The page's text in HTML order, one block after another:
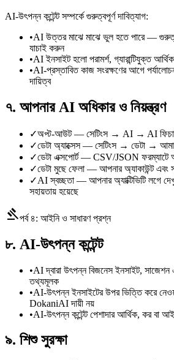
AI-উৎপন্ন কন্টেন্ট সম্পর্কে গুরুত্বপূর্ণ দাবিত্যাগ:
•AI উত্তর মাঝে মাঝে ভুল হতে পারে —
যাচাই করুন
•AI ইনসাইট হলো পরামর্শ, গ্যারান্টিযুক্ত
•AI-প্রস্তাবিত কাজ সংরক্ষণের আগে
দায়িত্ব
৭. আপনার AI অধিকার ও নিয়ন্ত্রণ
✓অপ্ট-আউট — সেটিংস → AI → AI ফিচার
✓ডেটা অ্যাক্সেস — সেটিংস → ডেটা →
✓ডেটা এক্সপোর্ট — CSV/JSON ফরম্যাটে
✓ডেটা মুছে ফেলা — আপনার অ্যাকাউন্ট এবং
✓AI স্বচ্ছতা — আপনার অ্যাক্টিভিটি লগে
সহায়তায় হয়েছে
gavelপর্ব ৪: আইনি ও সাধারণ প্রশ্ন
৮. AI-উৎপন্ন কন্টেন্ট
•AI দ্বারা উৎপন্ন বিজনেস ইনসাইট, সাজেশন
তথ্যমূলক
•AI-উৎপন্ন ইনসাইটের উপর ভিত্তি করে
DokaniAI দায়ী নয়
•AI-উৎপন্ন কন্টেন্ট পেশাদার আর্থিক, কর বা
৯. শিশু সুরক্ষা